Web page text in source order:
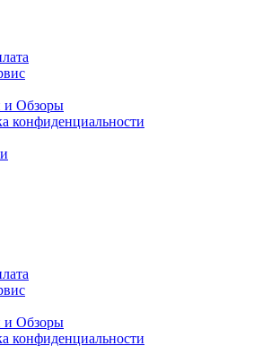
и Обзоры
конфиденциальности
и Обзоры
конфиденциальности